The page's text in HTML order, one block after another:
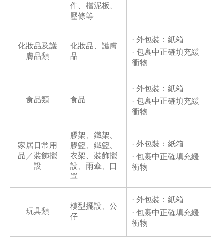
件、檔泥板、
壓條等
化妝品及護
膚品類
化妝品、護膚
品
· 外包裝：紙箱
· 包裹中正確填充緩
衝物
食品類 食品
· 外包裝：紙箱
· 包裹中正確填充緩
衝物
家居日常用
品／裝飾擺
設
膠架、鐵架、
膠籃、鐵籃、
衣架、裝飾擺
設、雨傘、口
罩
· 外包裝：紙箱
· 包裹中正確填充緩
衝物
玩具類
模型擺設、公
仔
· 外包裝：紙箱
· 包裹中正確填充緩
衝物